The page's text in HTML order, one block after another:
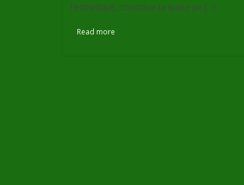
l’esthétique, constitue la quête pe [...]
Read more